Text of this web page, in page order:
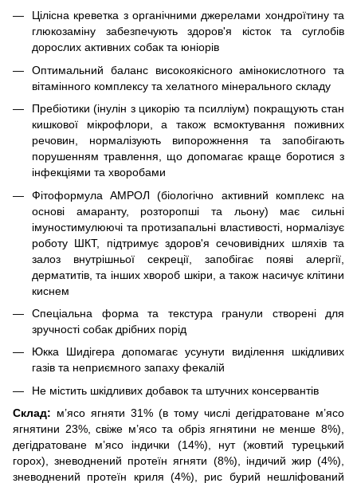
Цілісна креветка з органічними джерелами хондроїтину та
глюкозаміну забезпечують здоров'я кісток та суглобів
дорослих активних собак та юніорів
Оптимальний баланс високоякісного амінокислотного та
вітамінного комплексу та хелатного мінерального складу
Пребіотики (інулін з цикорію та псилліум) покращують стан
кишкової мікрофлори, а також всмоктування поживних
речовин, нормалізують випорожнення та запобігають
порушенням травлення, що допомагає краще боротися з
інфекціями та хворобами
Фітоформула АМРОЛ (біологічно активний комплекс на
основі амаранту, розторопші та льону) має сильні
імуностимулюючі та протизапальні властивості, нормалізує
роботу ШКТ, підтримує здоров'я сечовивідних шляхів та
залоз внутрішньої секреції, запобігає появі алергії,
дерматитів, та інших хвороб шкіри, а також насичує клітини
киснем
Спеціальна форма та текстура гранули створені для
зручності собак дрібних порід
Юкка Шидігера допомагає усунути виділення шкідливих
газів та неприємного запаху фекалій
Не містить шкідливих добавок та штучних консервантів
Склад: м’ясо ягняти 31% (в тому числі дегідратоване м’ясо
ягнятини 23%, свіже м’ясо та обріз ягнятини не менше 8%),
дегідратоване м’ясо індички (14%), нут (жовтий турецький
горох), зневоднений протеїн ягняти (8%), індичий жир (4%),
зневоднений протеїн криля (4%), рис бурий нешліфований